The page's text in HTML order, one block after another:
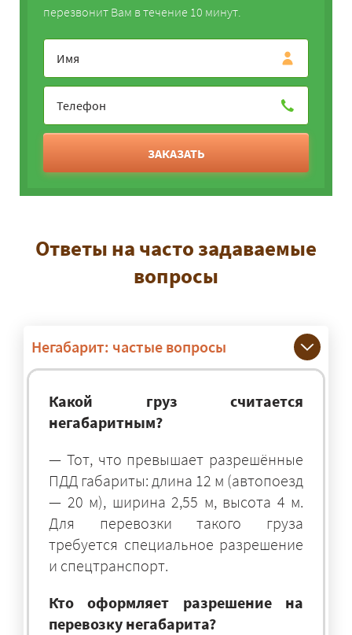
перезвонит Вам в течение 10 минут.
ЗАКАЗАТЬ
Ответы на часто задаваемые
вопросы
Негабарит: частые вопросы
Какой груз считается
негабаритным?
— Тот, что превышает разрешённые
ПДД габариты: длина 12 м (автопоезд
— 20 м), ширина 2,55 м, высота 4 м.
Для перевозки такого груза
требуется специальное разрешение
и спецтранспорт.
Кто оформляет разрешение на
перевозку негабарита?